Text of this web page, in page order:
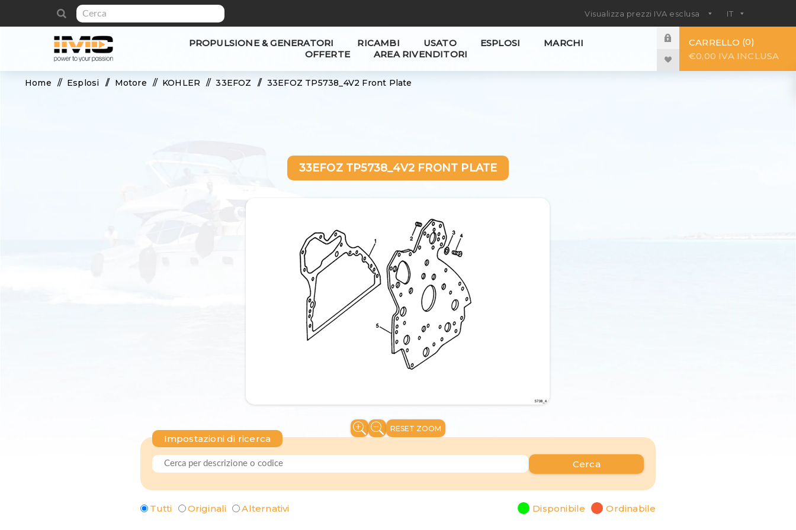
PROPULSIONE & GENERATORI RICAMBI USATO ESPLOSI
MARCHI
OFFERTE
AREA RIVENDITORI
CARRELLO 0
€0,00 IVA INCLUSA
Home / Esplosi / Motore / KOHLER / 33EFOZ / 33EFOZ TP5738_4V2 Front Plate
33EFOZ TP5738_4V2 FRONT PLATE
RESET ZOOM
Cerca
Impostazioni di ricerca
Tutti Originali Alternativi Disponibile Ordinabile